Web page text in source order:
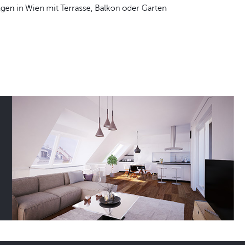
in Wien mit Terrasse, Balkon oder Garten